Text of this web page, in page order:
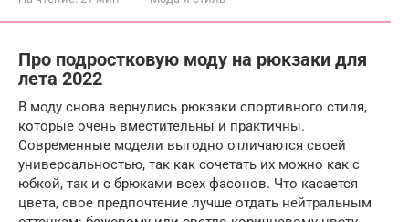
Про подростковую моду на рюкзаки для
лета 2022
В моду снова вернулись рюкзаки спортивного стиля,
которые очень вместительны и практичны.
Современные модели выгодно отличаются своей
универсальностью, так как сочетать их можно как с
юбкой, так и с брюками всех фасонов. Что касается
цвета, свое предпочтение лучше отдать нейтральным